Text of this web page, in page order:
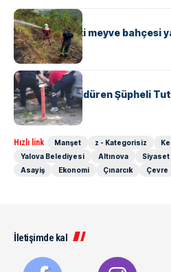
ASAYIŞ
Güneyköy’deki meyve bahçesi
alındı
ASAYIŞ
Komşusunu Öldüren Şüpheli
Hızlı link Manşet z - Kategorisiz
Yalova Belediyesi
Altınova Siyaset
Asayiş
Ekonomi Çınarcık Çevre
İletişimde kal